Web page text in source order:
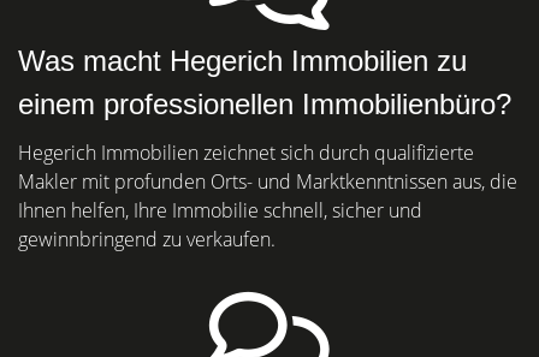
Was macht Hegerich Immobilien zu
einem professionellen Immobilienbüro?
Hegerich Immobilien zeichnet sich durch qualifizierte
Makler mit profunden Orts- und Marktkenntnissen aus, die
Ihnen helfen, Ihre Immobilie schnell, sicher und
gewinnbringend zu verkaufen.